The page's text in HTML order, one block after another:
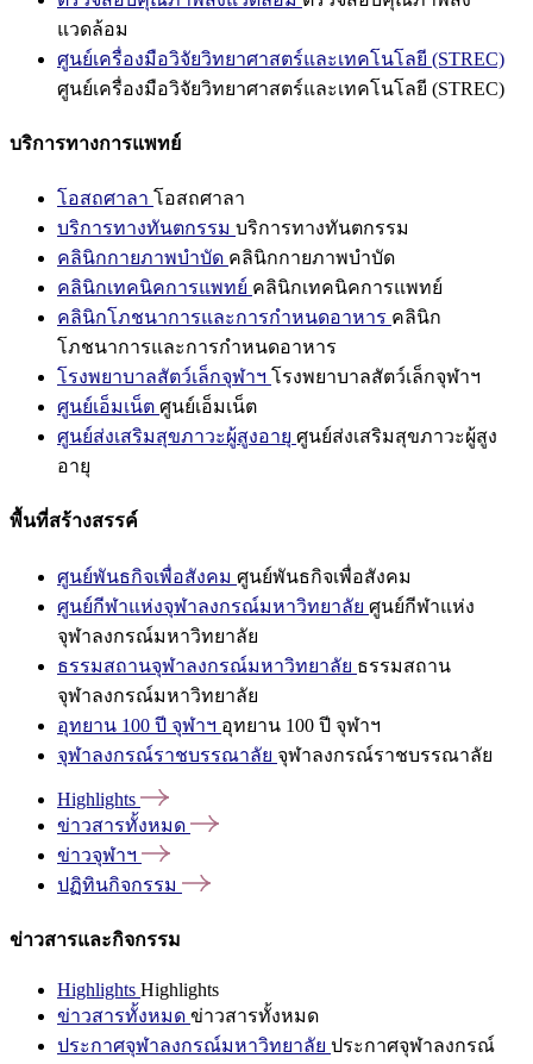
แวดล้อม
ศูนย์เครื่องมือวิจัยวิทยาศาสตร์และเทคโนโลยี (STREC)
ศูนย์เครื่องมือวิจัยวิทยาศาสตร์และเทคโนโลยี (STREC)
บริการทางการแพทย์
โอสถศาลา โอสถศาลา
บริการทางทันตกรรม บริการทางทันตกรรม
คลินิกกายภาพบำบัด คลินิกกายภาพบำบัด
คลินิกเทคนิคการแพทย์ คลินิกเทคนิคการแพทย์
คลินิกโภชนาการและการกำหนดอาหาร คลินิก
โภชนาการและการกำหนดอาหาร
โรงพยาบาลสัตว์เล็กจุฬาฯ โรงพยาบาลสัตว์เล็กจุฬาฯ
ศูนย์เอ็มเน็ต ศูนย์เอ็มเน็ต
ศูนย์ส่งเสริมสุขภาวะผู้สูงอายุ ศูนย์ส่งเสริมสุขภาวะผู้สูง
อายุ
พื้นที่สร้างสรรค์
ศูนย์พันธกิจเพื่อสังคม ศูนย์พันธกิจเพื่อสังคม
ศูนย์กีฬาแห่งจุฬาลงกรณ์มหาวิทยาลัย ศูนย์กีฬาแห่ง
จุฬาลงกรณ์มหาวิทยาลัย
ธรรมสถานจุฬาลงกรณ์มหาวิทยาลัย ธรรมสถาน
จุฬาลงกรณ์มหาวิทยาลัย
อุทยาน 100 ปี จุฬาฯ อุทยาน 100 ปี จุฬาฯ
จุฬาลงกรณ์ราชบรรณาลัย จุฬาลงกรณ์ราชบรรณาลัย
Highlights
ข่าวสารทั้งหมด
ข่าวจุฬาฯ
ปฏิทินกิจกรรม
ข่าวสารและกิจกรรม
Highlights Highlights
ข่าวสารทั้งหมด ข่าวสารทั้งหมด
ประกาศจุฬาลงกรณ์มหาวิทยาลัย ประกาศจุฬาลงกรณ์